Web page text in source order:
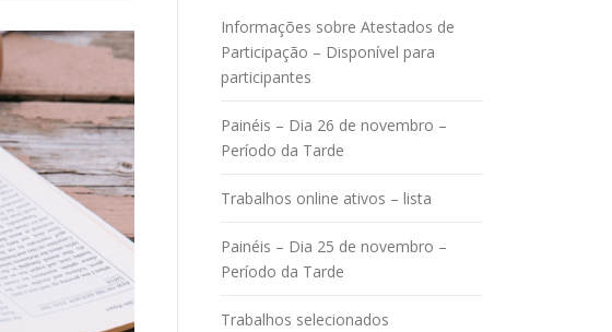
Informações sobre Atestados de
Participação – Disponível para
participantes
Painéis – Dia 26 de novembro –
Período da Tarde
Trabalhos online ativos – lista
Painéis – Dia 25 de novembro –
Período da Tarde
Trabalhos selecionados